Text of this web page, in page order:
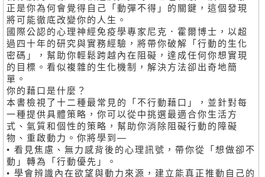
正是你為何會覺得自己「動彈不得」的關鍵，這個發現
將可能徹底改變你的人生。
國際公認的心理神經免疫學專家尼克．霍爾博士，以超
過四十年的研究與實務經驗，將帶你破解「行動的生化
密碼」，幫助你輕鬆跨越內在阻礙，達成任何你想實現
的目標。看似複雜的生化機制，解決方法卻出奇地簡
單。
你的藉口是什麼？
本書檢視了十二種最常見的「不行動藉口」，並針對每
一種提供具體策略，你可以從中挑選最適合你生活方
式、氣質和個性的策略，幫助你消除阻礙行動的障礙
物、重啟動力。你將學到—
• 看見焦慮、無力感背後的心理訊號，帶你從「想做卻不
動」轉為「行動優先」。
• 學會辨識內在欲望與動力來源，建立能真正推動自己的